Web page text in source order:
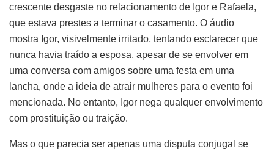
crescente desgaste no relacionamento de Igor e Rafaela,
que estava prestes a terminar o casamento. O áudio
mostra Igor, visivelmente irritado, tentando esclarecer que
nunca havia traído a esposa, apesar de se envolver em
uma conversa com amigos sobre uma festa em uma
lancha, onde a ideia de atrair mulheres para o evento foi
mencionada. No entanto, Igor nega qualquer envolvimento
com prostituição ou traição.
Mas o que parecia ser apenas uma disputa conjugal se